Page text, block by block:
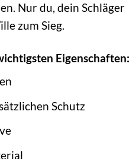
Nur du, dein Schläger
zum Sieg.
Eigenschaften:
Schutz